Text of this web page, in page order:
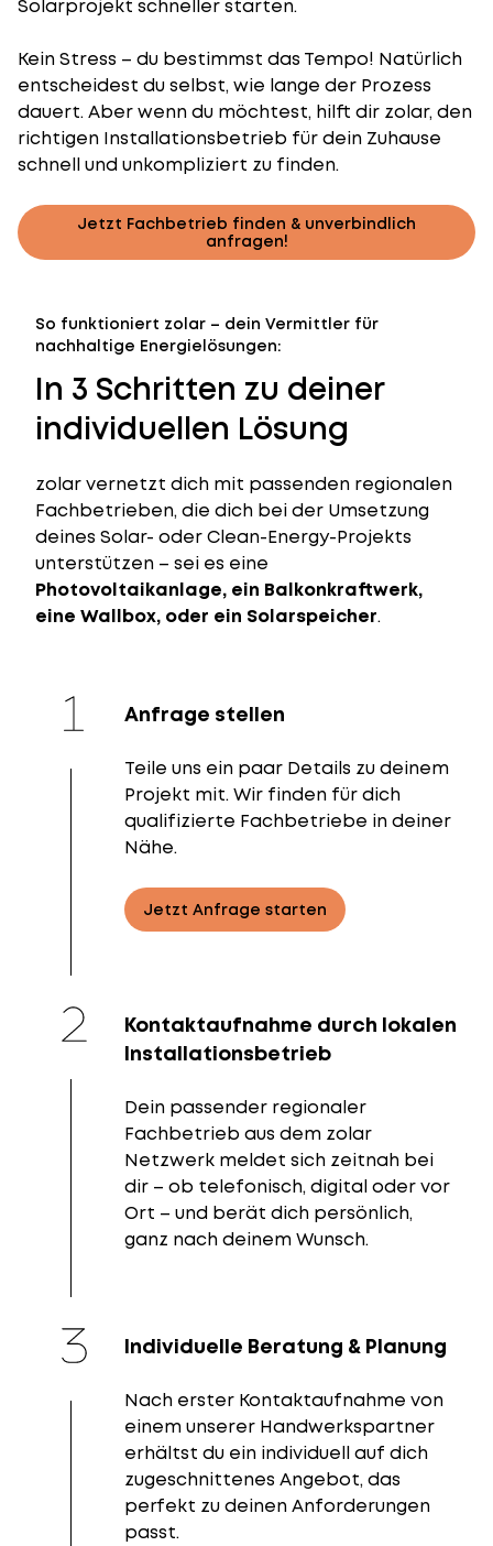
Solarprojekt schneller starten.
Kein Stress – du bestimmst das Tempo! Natürlich
entscheidest du selbst, wie lange der Prozess
dauert. Aber wenn du möchtest, hilft dir zolar, den
richtigen Installationsbetrieb für dein Zuhause
schnell und unkompliziert zu finden.
Jetzt Fachbetrieb finden & unverbindlich
anfragen!
So funktioniert zolar – dein Vermittler für
nachhaltige Energielösungen:
In 3 Schritten zu deiner
individuellen Lösung
zolar vernetzt dich mit passenden regionalen
Fachbetrieben, die dich bei der Umsetzung
deines Solar- oder Clean-Energy-Projekts
unterstützen – sei es eine
Photovoltaikanlage, ein Balkonkraftwerk,
eine Wallbox, oder ein Solarspeicher.
Anfrage stellen
Teile uns ein paar Details zu deinem
Projekt mit. Wir finden für dich
qualifizierte Fachbetriebe in deiner
Nähe.
Jetzt Anfrage starten
Kontaktaufnahme durch lokalen
Installationsbetrieb
Dein passender regionaler
Fachbetrieb aus dem zolar
Netzwerk meldet sich zeitnah bei
dir – ob telefonisch, digital oder vor
Ort – und berät dich persönlich,
ganz nach deinem Wunsch.
Individuelle Beratung & Planung
Nach erster Kontaktaufnahme von
einem unserer Handwerkspartner
erhältst du ein individuell auf dich
zugeschnittenes Angebot, das
perfekt zu deinen Anforderungen
passt.